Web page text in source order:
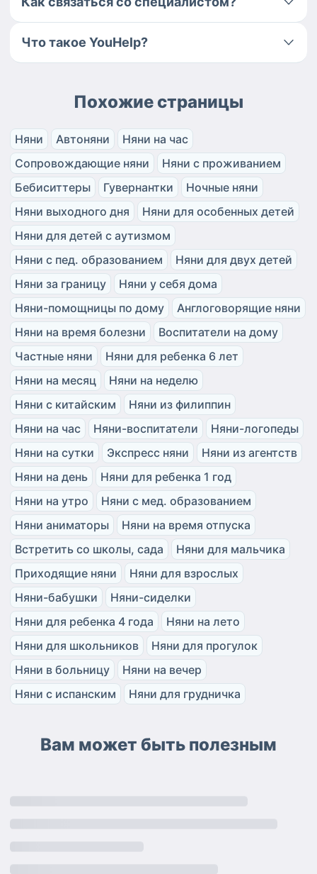
Что такое YouHelp?
Похожие страницы
Няни Автоняни
Няни на час
Сопровождающие няни
Няни с проживанием
Бебиситтеры
Гувернантки
Ночные няни
Няни выходного дня
Няни для особенных детей
Няни для детей с аутизмом
Няни с пед. образованием
Няни для двух детей
Няни за границу
Няни у себя дома
Няни-помощницы по дому
Англоговорящие няни
Няни на время болезни
Воспитатели на дому
Частные няни
Няни для ребенка 6 лет
Няни на месяц
Няни на неделю
Няни с китайским
Няни из филиппин
Няни на час
Няни-воспитатели
Няни-логопеды
Няни на сутки
Экспресс няни
Няни из агентств
Няни на день
Няни для ребенка 1 год
Няни на утро
Няни с мед. образованием
Няни аниматоры
Няни на время отпуска
Встретить со школы, сада
Няни для мальчика
Приходящие няни
Няни для взрослых
Няни-бабушки
Няни-сиделки
Няни для ребенка 4 года
Няни на лето
Няни для школьников
Няни для прогулок
Няни в больницу
Няни на вечер
Няни с испанским
Няни для грудничка
Вам может быть полезным